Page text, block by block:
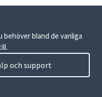
bland de vanliga
och support